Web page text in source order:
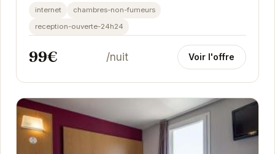
offre un espace de vie confortable et...
internet
chambres-non-fumeurs
reception-ouverte-24h24
99€ /nuit Voir l'offre